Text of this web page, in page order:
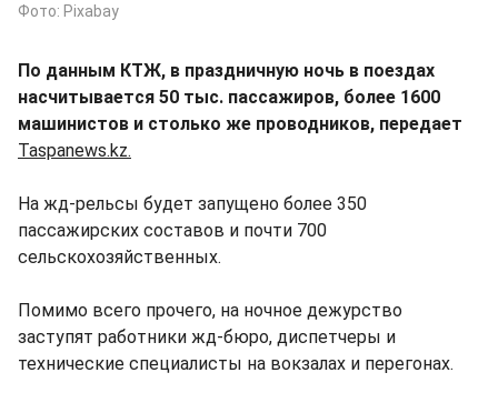
Фото: Pixabay
По данным КТЖ, в праздничную ночь в поездах
насчитывается 50 тыс. пассажиров, более 1600
машинистов и столько же проводников, передает
Taspanews.kz.
На жд-рельсы будет запущено более 350
пассажирских составов и почти 700
сельскохозяйственных.
Помимо всего прочего, на ночное дежурство
заступят работники жд-бюро, диспетчеры и
технические специалисты на вокзалах и перегонах.